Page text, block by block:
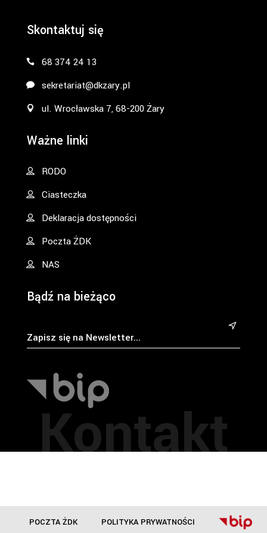
POLITYKA PRYWATNOŚCI
POCZTA ŻDK
Kontakt
Skontaktuj się
68 374 24 13
sekretariat@dkzary.pl
ul. Wrocławska 7, 68-200 Żary
Ważne linki
RODO
Ciasteczka
Deklaracja dostępności
Poczta ŻDK
NAS
Bądź na bieżąco
&